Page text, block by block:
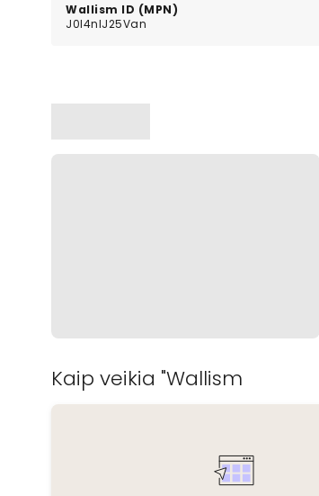
Wallism ID (MPN)
J0l4nlJ25Van
Kaip veikia "Wallism